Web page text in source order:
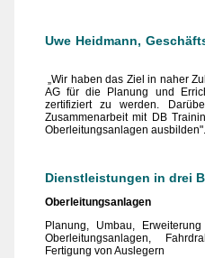
Uwe Heidmann,
„Wir haben das Ziel in naher
AG für die Planung und
zertifiziert zu werden.
Zusammenarbeit mit DB
Oberleitungsanlagen ausbilden".
Dienstleistungen in drei
Oberleitungsanlagen
Planung, Umbau,
Oberleitungsanlagen,
Fertigung von Auslegern